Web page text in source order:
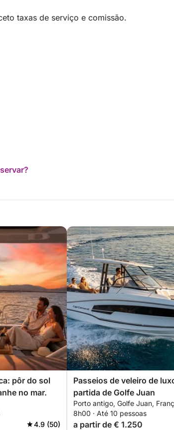
taxas de serviço e comissão.
pôr do sol
no mar.
4.9 (50)
Passeios de veleiro de
partida de Golfe Juan
Porto antigo, Golfe Juan,
8h00 · Até 10 pessoas
a partir de € 1.250